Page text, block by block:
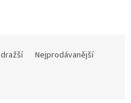
Nejprodávanější